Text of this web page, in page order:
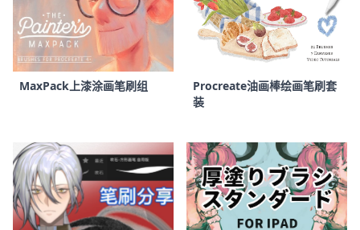
MaxPack上漆涂画笔刷组
Procreate油画棒绘画笔刷套
装